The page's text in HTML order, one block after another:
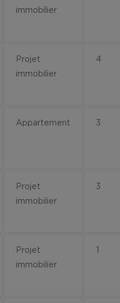
immobilier
Projet
immobilier
4
Appartement 3
Projet
immobilier
3
Projet
immobilier
1